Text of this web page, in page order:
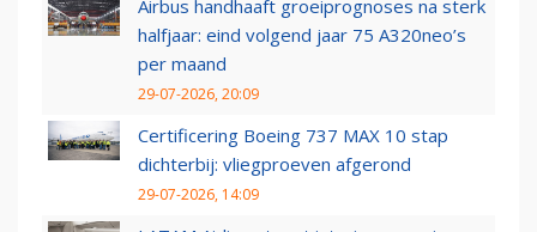
Airbus handhaaft groeiprognoses na sterk
halfjaar: eind volgend jaar 75 A320neo’s
per maand
29-07-2026, 20:09
Certificering Boeing 737 MAX 10 stap
dichterbij: vliegproeven afgerond
29-07-2026, 14:09